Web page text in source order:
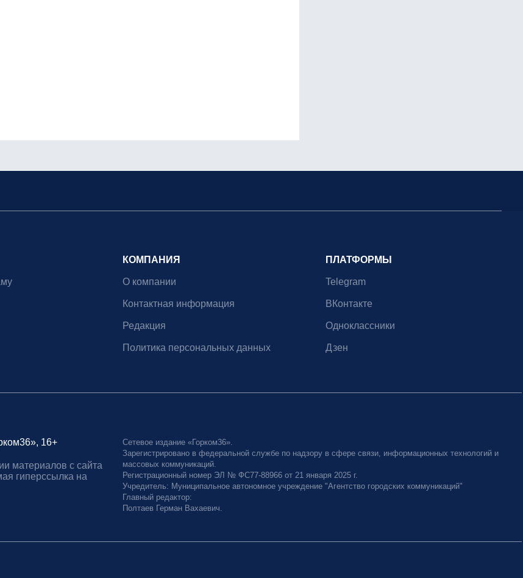
КОМПАНИЯ
О компании
Контактная информация
Редакция
Политика персональных данных
ПЛАТФОРМЫ
Telegram
ВКонтакте
Одноклассники
Дзен
16+
материалов с сайта
гиперссылка на
Сетевое издание «Горком36».
Зарегистрировано в федеральной службе по надзору в сфере связи, информационных технологий и
массовых коммуникаций.
Регистрационный номер ЭЛ № ФС77-88966 от 21 января 2025 г.
Учредитель: Муниципальное автономное учреждение "Агентство городских коммуникаций"
Главный редактор:
Полтаев Герман Вахаевич.